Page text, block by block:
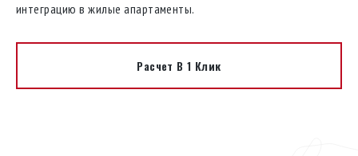
интеграцию в жилые апартаменты.
Расчет В 1 Клик